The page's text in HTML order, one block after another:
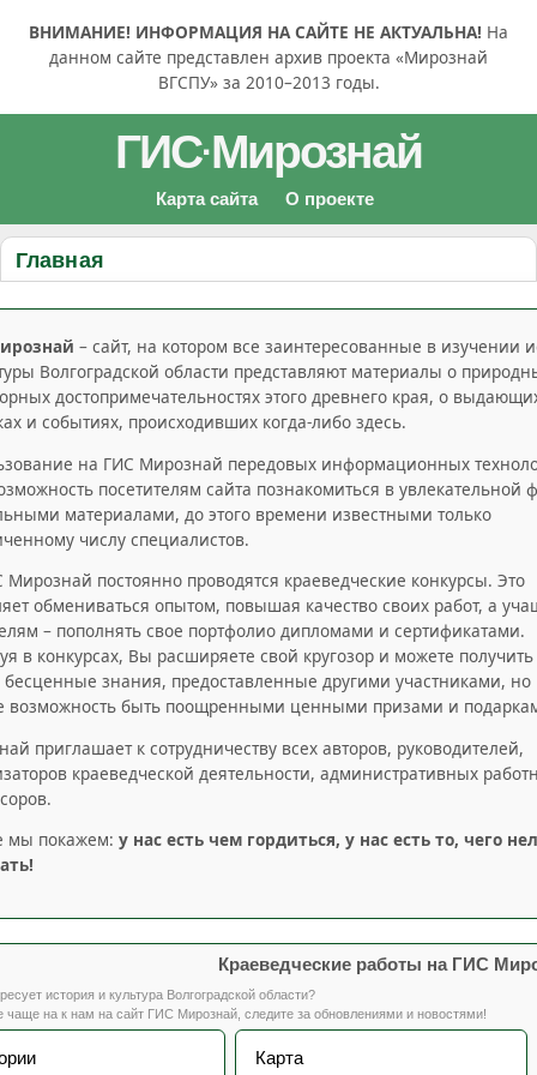
ВНИМАНИЕ! ИНФОРМАЦИЯ НА САЙТЕ НЕ АКТУАЛЬНА! На
данном сайте представлен архив проекта «Мирознай
ВГСПУ» за 2010–2013 годы.
ГИС·Мирознай
Карта сайта О проекте
Главная
– сайт, на котором все заинтересованные в изучении
Волгоградской области представляют материалы о
достопримечательностях этого древнего края, о
и событиях, происходивших когда-либо здесь.
на ГИС Мирознай передовых информационных
посетителям сайта познакомиться в увлекательной
материалами, до этого времени известными только
числу специалистов.
постоянно проводятся краеведческие конкурсы. Это
обмениваться опытом, повышая качество своих работ, а
– пополнять свое портфолио дипломами и сертификатами.
в конкурсах, Вы расширяете свой кругозор и можете
бесценные знания, предоставленные другими участниками, но
возможность быть поощренными ценными призами и
приглашает к сотрудничеству всех авторов, руководителей,
краеведческой деятельности, административных
мы покажем: у нас есть чем гордиться, у нас есть то, чего
Краеведческие работы на ГИС
история и культура Волгоградской области?
чаще на к нам на сайт ГИС Мирознай, следите за обновлениями и новостями!
Карта